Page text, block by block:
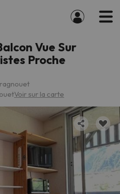
Vue Sur
Proche
Voir sur la carte